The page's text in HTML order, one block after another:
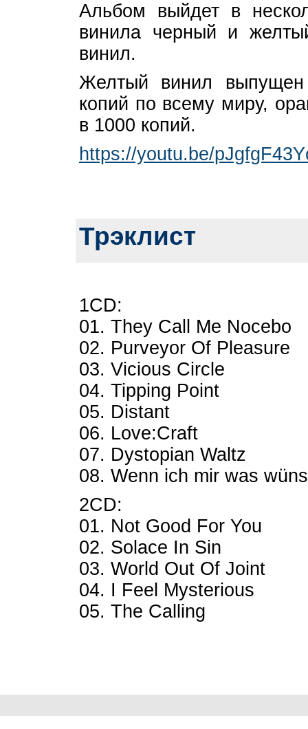
Альбом выйдет в
винила черный и
винил.
Желтый винил
копий по всему миру,
в 1000 копий.
https://youtu.be/
Трэклист
1CD:
01. They Call Me Nocebo
02. Purveyor Of Pleasure
03. Vicious Circle
04. Tipping Point
05. Distant
06. Love:Craft
07. Dystopian Waltz
08. Wenn ich mir was
2CD:
01. Not Good For You
02. Solace In Sin
03. World Out Of Joint
04. I Feel Mysterious
05. The Calling